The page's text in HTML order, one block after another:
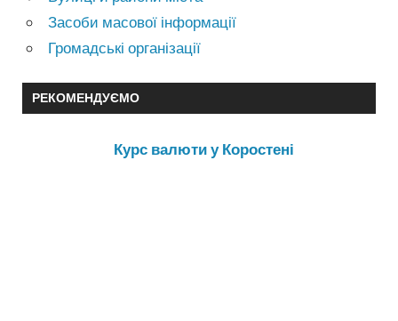
Засоби масової інформації
Громадські організації
РЕКОМЕНДУЄМО
Курс валюти у Коростені